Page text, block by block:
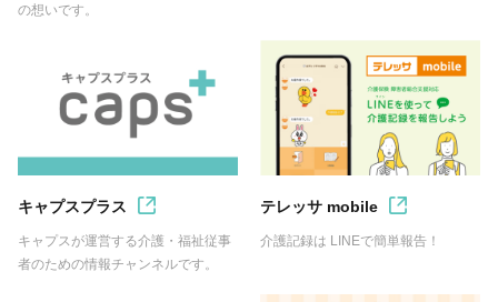
の想いです。
キャプスプラス
キャプスが運営する介護・福祉従事
者のための情報チャンネルです。
テレッサ mobile
介護記録は LINEで簡単報告！